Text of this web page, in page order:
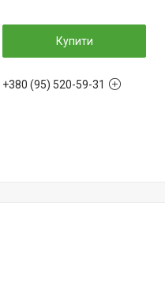
Купити
+380 (95) 520-59-31